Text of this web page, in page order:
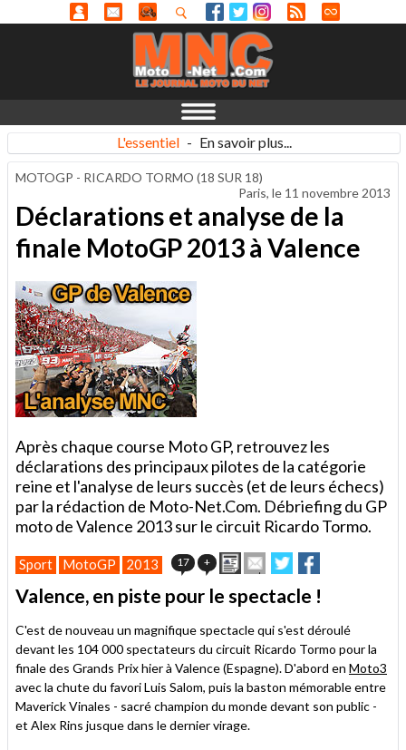
L'essentiel - En savoir plus...
MOTOGP - RICARDO TORMO (18 SUR 18)
Paris, le 11 novembre 2013
Déclarations et analyse de la
finale MotoGP 2013 à Valence
Après chaque course Moto GP, retrouvez les
déclarations des principaux pilotes de la catégorie
reine et l'analyse de leurs succès (et de leurs échecs)
par la rédaction de Moto-Net.Com. Débriefing du GP
moto de Valence 2013 sur le circuit Ricardo Tormo.
Sport MotoGP 2013 17 + ImprimerEnvoyer
cet
article
à
ami
Partager
sur
Twitter
sur
Facebook
Valence, en piste pour le spectacle !
C'est de nouveau un magnifique spectacle qui s'est déroulé
devant les 104 000 spectateurs du circuit Ricardo Tormo pour la
finale des Grands Prix hier à Valence (Espagne). D'abord en Moto3
avec la chute du favori Luis Salom, puis la baston mémorable entre
Maverick Vinales - sacré champion du monde devant son public -
et Alex Rins jusque dans le dernier virage.